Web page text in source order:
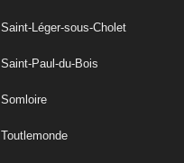
Saint-Léger-sous-Cholet
Saint-Paul-du-Bois
Somloire
Toutlemonde